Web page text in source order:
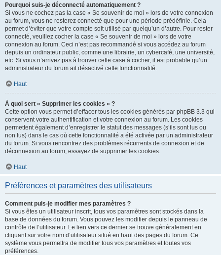
Pourquoi suis-je déconnecté automatiquement ?
Si vous ne cochez pas la case « Se souvenir de moi » lors de votre connexion
au forum, vous ne resterez connecté que pour une période prédéfinie. Cela
permet d’éviter que votre compte soit utilisé par quelqu’un d’autre. Pour rester
connecté, veuillez cocher la case « Se souvenir de moi » lors de votre
connexion au forum. Ceci n’est pas recommandé si vous accédez au forum
depuis un ordinateur public, comme une librairie, un cybercafé, une université,
etc. Si vous n’arrivez pas à trouver cette case à cocher, il est probable qu’un
administrateur du forum ait désactivé cette fonctionnalité.
Haut
À quoi sert « Supprimer les cookies » ?
Cette option vous permet d’effacer tous les cookies générés par phpBB 3.3 qui
conservent votre authentification et votre connexion au forum. Les cookies
permettent également d’enregistrer le statut des messages (s’ils sont lus ou
non lus) dans le cas où cette fonctionnalité a été activée par un administrateur
du forum. Si vous rencontrez des problèmes récurrents de connexion et de
déconnexion au forum, essayez de supprimer les cookies.
Haut
Préférences et paramètres des utilisateurs
Comment puis-je modifier mes paramètres ?
Si vous êtes un utilisateur inscrit, tous vos paramètres sont stockés dans la
base de données du forum. Vous pouvez les modifier depuis le panneau de
contrôle de l’utilisateur. Le lien vers ce dernier se trouve généralement en
cliquant sur votre nom d’utilisateur situé en haut des pages du forum. Ce
système vous permettra de modifier tous vos paramètres et toutes vos
préférences.